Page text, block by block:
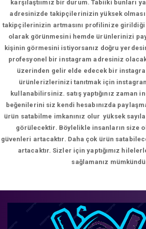
karşılaştıımız bir durum. Tabiiki bunları
adresinizde takipçilerinizin yüksek
takipçilerinizin artmasını profilinize
olarak görünmesini hemde ürünlerinizi
kişinin görmesini istiyorsanız doğru
profesyonel bir instagram adresiniz
üzerinden gelir elde edecek bir
ürünlerizlerinizi tanıtmak için
kullanabilirsiniz. satış yaptığınız zaman
beğenilerini siz kendi hesabınızda
ürün satabilme imkanınız olur yüksek
görülecektir. Böylelikle insanların size
güvenleri artacaktır. Daha çok ürün
artacaktır. Sizler için yaptığımız
sağlamanız